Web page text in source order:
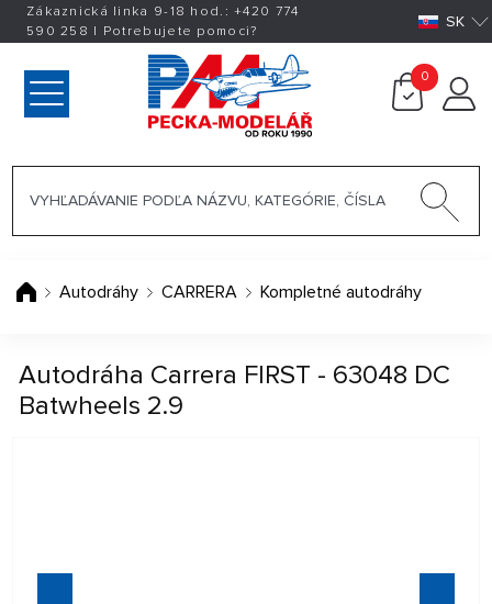
Zákaznická linka 9-18 hod.:+420 774
590 258 | Potrebujete pomoci? SK
0
Autodráhy CARRERA Kompletné autodráhy
Autodráha Carrera FIRST - 63048 DC
Batwheels 2.9